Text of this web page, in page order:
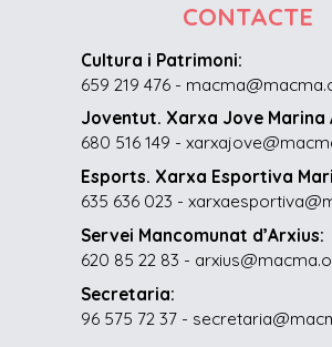
CONTACTE
Cultura i Patrimoni:
659 219 476 -
Joventut. Xarxa Jove Marina
680 516 149 -
Esports. Xarxa Esportiva
635 636 023 -
Servei Mancomunat d’Arxius:
620 85 22 83 -
Secretaria:
96 575 72 37 -